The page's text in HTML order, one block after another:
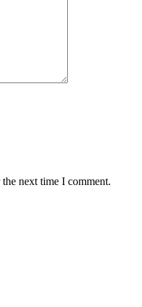
next time I comment.